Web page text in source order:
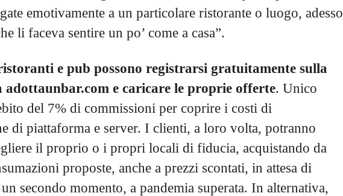
emotivamente a un particolare ristorante o luogo, adesso
li faceva sentire un po’ come a casa”.
e pub possono registrarsi gratuitamente sulla
e caricare le proprie offerte. Unico
del 7% di commissioni per coprire i costi di
di piattaforma e server. I clienti, a loro volta, potranno
il proprio o i propri locali di fiducia, acquistando da
proposte, anche a prezzi scontati, in attesa di
secondo momento, a pandemia superata. In alternativa,